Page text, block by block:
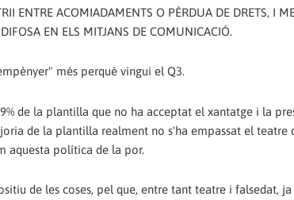
ENTRE ACOMIADAMENTS O PÈRDUA DE DRETS, I
EN ELS MITJANS DE COMUNICACIÓ.
més perquè vingui el Q3.
de la plantilla que no ha acceptat el xantatge i la
de la plantilla realment no s'ha empassat el teatre
aquesta política de la por.
de les coses, pel que, entre tant teatre i falsedat, ja